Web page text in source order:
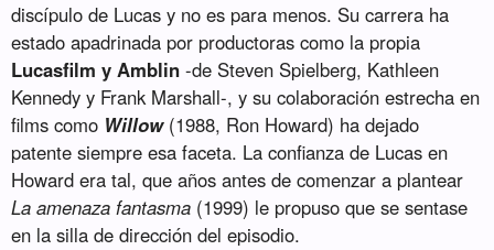
discípulo de Lucas y no es para menos. Su carrera ha
estado apadrinada por productoras como la propia
Lucasfilm y Amblin -de Steven Spielberg, Kathleen
Kennedy y Frank Marshall-, y su colaboración estrecha en
films como Willow(1988, Ron Howard) ha dejado
patente siempre esa faceta. La confianza de Lucas en
Howard era tal, que años antes de comenzar a plantear
La amenaza fantasma (1999) le propuso que se sentase
en la silla de dirección del episodio.